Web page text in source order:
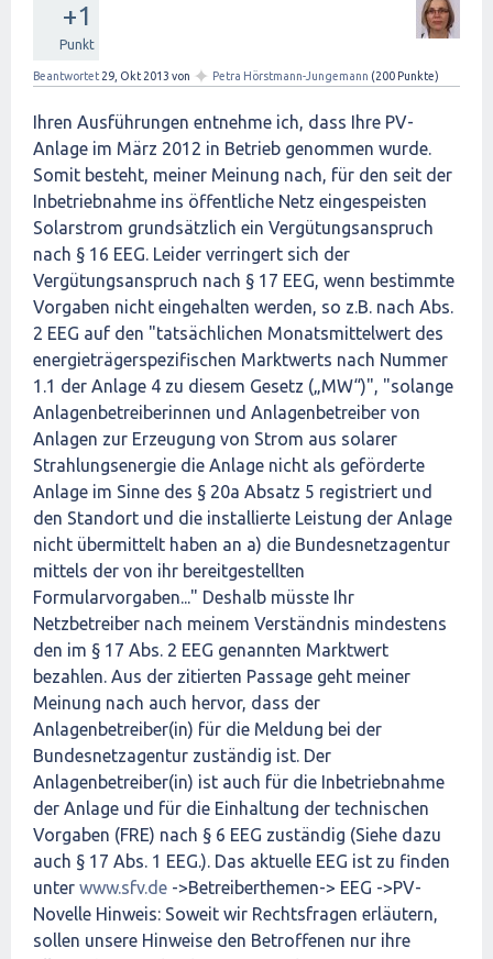
+1
Punkt
Beantwortet 29, Okt 2013 von ✦ Petra Hörstmann-Jungemann (200 Punkte)
Ihren Ausführungen entnehme ich, dass Ihre PV-
Anlage im März 2012 in Betrieb genommen wurde.
Somit besteht, meiner Meinung nach, für den seit der
Inbetriebnahme ins öffentliche Netz eingespeisten
Solarstrom grundsätzlich ein Vergütungsanspruch
nach § 16 EEG. Leider verringert sich der
Vergütungsanspruch nach § 17 EEG, wenn bestimmte
Vorgaben nicht eingehalten werden, so z.B. nach Abs.
2 EEG auf den "tatsächlichen Monatsmittelwert des
energieträgerspezifischen Marktwerts nach Nummer
1.1 der Anlage 4 zu diesem Gesetz („MW“)", "solange
Anlagenbetreiberinnen und Anlagenbetreiber von
Anlagen zur Erzeugung von Strom aus solarer
Strahlungsenergie die Anlage nicht als geförderte
Anlage im Sinne des § 20a Absatz 5 registriert und
den Standort und die installierte Leistung der Anlage
nicht übermittelt haben an a) die Bundesnetzagentur
mittels der von ihr bereitgestellten
Formularvorgaben..." Deshalb müsste Ihr
Netzbetreiber nach meinem Verständnis mindestens
den im § 17 Abs. 2 EEG genannten Marktwert
bezahlen. Aus der zitierten Passage geht meiner
Meinung nach auch hervor, dass der
Anlagenbetreiber(in) für die Meldung bei der
Bundesnetzagentur zuständig ist. Der
Anlagenbetreiber(in) ist auch für die Inbetriebnahme
der Anlage und für die Einhaltung der technischen
Vorgaben (FRE) nach § 6 EEG zuständig (Siehe dazu
auch § 17 Abs. 1 EEG.). Das aktuelle EEG ist zu finden
unter www.sfv.de ->Betreiberthemen-> EEG ->PV-
Novelle Hinweis: Soweit wir Rechtsfragen erläutern,
sollen unsere Hinweise den Betroffenen nur ihre